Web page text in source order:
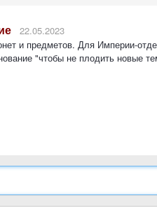
22.05.2023
и предметов. Для Империи-
"чтобы не плодить новые